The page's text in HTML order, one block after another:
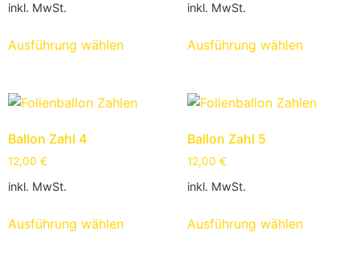
inkl. MwSt.
Ausführung wählen
inkl. MwSt.
Ausführung wählen
Ballon Zahl 4
12,00 €
inkl. MwSt.
Ausführung wählen
Ballon Zahl 5
12,00 €
inkl. MwSt.
Ausführung wählen